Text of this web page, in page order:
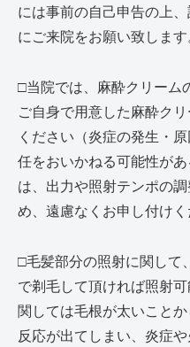
には事前の自己申告の上
にご来院をお願い致します
□当院では、麻酔クリーム
ご自身で用意した麻酔ク
ください（炎症の発生・
任をおいかねる可能性があ
は、出力や照射テンポの
め、遠慮なくお申し付けく
□毛髪部分の照射に関して、
で剃毛して頂ければ照射可
関しては毛根が太いこと
反応が出てしまい、炎症